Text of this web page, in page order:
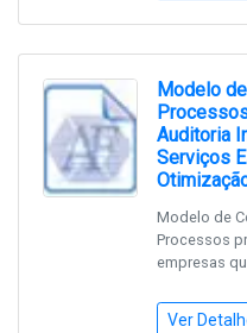
Modelo
Auditoria
Serviços
Modelo de
Processos
empresas
Ver